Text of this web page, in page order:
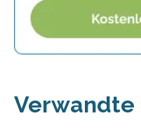
Verwandte